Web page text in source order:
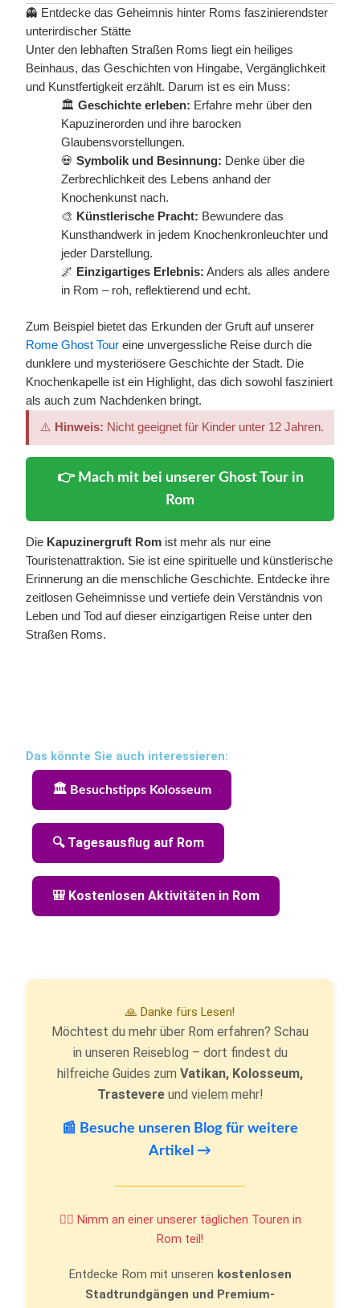
👻 Entdecke das Geheimnis hinter Roms faszinierendster
unterirdischer Stätte
Unter den lebhaften Straßen Roms liegt ein heiliges
Beinhaus, das Geschichten von Hingabe, Vergänglichkeit
und Kunstfertigkeit erzählt. Darum ist es ein Muss:
🏛️Geschichte erleben: Erfahre mehr über den
Kapuzinerorden und ihre barocken
Glaubensvorstellungen.
💀Symbolik und Besinnung: Denke über die
Zerbrechlichkeit des Lebens anhand der
Knochenkunst nach.
🎨 Künstlerische Pracht: Bewundere das
Kunsthandwerk in jedem Knochenkronleuchter und
jeder Darstellung.
🌌 Einzigartiges Erlebnis: Anders als alles andere
in Rom – roh, reflektierend und echt.
Zum Beispiel bietet das Erkunden der Gruft auf unserer
Rome Ghost Tour eine unvergessliche Reise durch die
dunklere und mysteriösere Geschichte der Stadt. Die
Knochenkapelle ist ein Highlight, das dich sowohl fasziniert
als auch zum Nachdenken bringt.
⚠️ Hinweis: Nicht geeignet für Kinder unter 12 Jahren.
👉 Mach mit bei unserer Ghost Tour in
Rom
Die Kapuzinergruft Rom ist mehr als nur eine
Touristenattraktion. Sie ist eine spirituelle und künstlerische
Erinnerung an die menschliche Geschichte. Entdecke ihre
zeitlosen Geheimnisse und vertiefe dein Verständnis von
Leben und Tod auf dieser einzigartigen Reise unter den
Straßen Roms.
Das könnte Sie auch interessieren:
🏛️ Besuchstipps Kolosseum
🔍 Tagesausflug auf Rom
🎒 Kostenlosen Aktivitäten in Rom
🙏 Danke fürs Lesen!
Möchtest du mehr über Rom erfahren? Schau
in unseren Reiseblog – dort findest du
hilfreiche Guides zum Vatikan, Kolosseum,
Trastevereund vielem mehr!
📰 Besuche unseren Blog für weitere
Artikel →
🚶‍♂️ Nimm an einer unserer täglichen Touren in
Rom teil!
Entdecke Rom mit unseren kostenlosen
Stadtrundgängen und Premium-